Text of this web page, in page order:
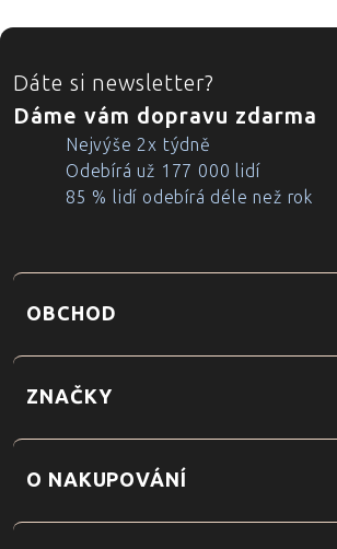
ZÁPATÍ
Dáte si newsletter?
Dáme vám dopravu zdarma
Nejvýše 2x týdně
Odebírá už 177 000 lidí
85 % lidí odebírá déle než rok
OBCHOD
ZNAČKY
O NAKUPOVÁNÍ